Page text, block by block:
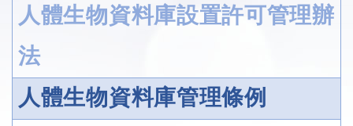
人體生物資料庫設置許可管理辦
法
人體生物資料庫管理條例